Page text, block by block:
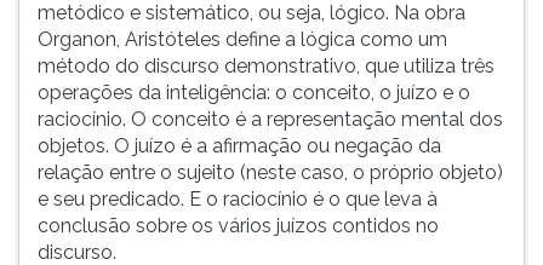
cidadãos
utilizando
argumentos
incorretos,
Aristóteles
estuda
estrutura
lógica
para
continuar
pressione
(primeira
tecla
direita
metódico e sistemático, ou seja, lógico. Na obra
Organon, Aristóteles define a lógica como um
método do discurso demonstrativo, que utiliza três
operações da inteligência: o conceito, o juízo e o
raciocínio. O conceito é a representação mental dos
objetos. O juízo é a afirmação ou negação da
relação entre o sujeito (neste caso, o próprio objeto)
e seu predicado. E o raciocínio é o que leva à
conclusão sobre os vários juízos contidos no
discurso.